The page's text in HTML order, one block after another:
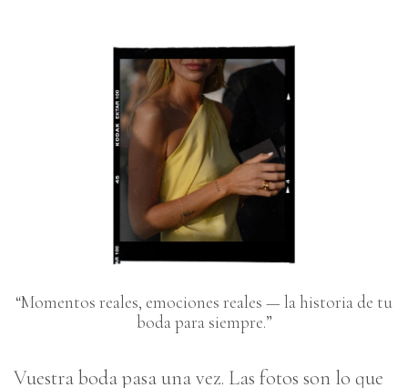
“Momentos reales, emociones reales — la historia de tu
boda para siempre.”
Vuestra boda pasa una vez. Las fotos son lo que